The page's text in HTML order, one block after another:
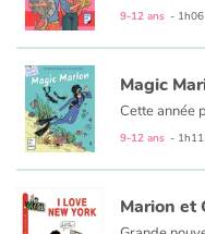
9-12 ans - 1h06
Magic
9-12 ans - 1h11
Marion et